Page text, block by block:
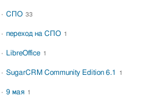
СПО 33
переход на СПО 1
LibreOffice 1
SugarCRM Community Edition 6.1 1
9 мая 1